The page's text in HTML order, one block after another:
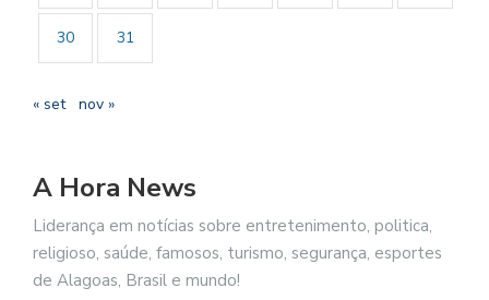
30 31
« set nov »
A Hora News
Liderança em notícias sobre entretenimento, politica,
religioso, saúde, famosos, turismo, segurança, esportes
de Alagoas, Brasil e mundo!